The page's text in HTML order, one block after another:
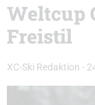
Weltcup
Freistil
XC-Ski Redaktion -